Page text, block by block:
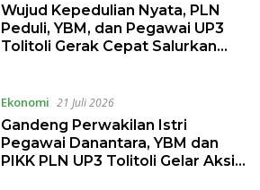
Wujud Kepedulian Nyata, PLN
Peduli, YBM, dan Pegawai UP3
Tolitoli Gerak Cepat Salurkan
Ekonomi 21 Juli 2026
Gandeng Perwakilan Istri
Pegawai Danantara, YBM dan
PIKK PLN UP3 Tolitoli Gelar Aksi